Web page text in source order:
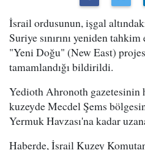
İsrail ordusunun, işgal
Suriye sınırını yeniden
"Yeni Doğu" (New East)
tamamlandığı bildirildi.
Yedioth Ahronoth gazetesinin
kuzeyde Mecdel Şems
Yermuk Havzası'na kadar
Haberde, İsrail Kuzey